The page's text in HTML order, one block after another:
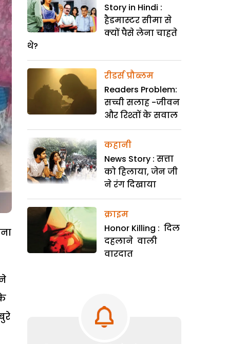
Story in Hindi :
हैडमास्टर सीमा से
क्यों पैसे लेना चाहते
थे?
रीडर्स प्रौब्लम
Readers Problem:
सच्ची सलाह -जीवन
और रिश्तों के सवाल
कहानी
News Story : सत्ता
को हिलाया, जेन जी
ने रंग दिखाया
क्राइम
Honor Killing : दिल
दहलाने वाली
वारदात